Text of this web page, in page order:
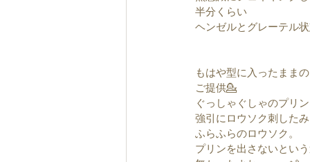
半分くらい
ヘンゼルとグレーテル状
もはや型に入ったままの
ご提供💁
ぐっしゃぐしゃのプリ
強引にロウソク刺した
ふらふらのロウソク。
プリンを出さないとい